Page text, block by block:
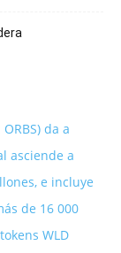
da a
asciende a
e incluye
de 16 000
WLD